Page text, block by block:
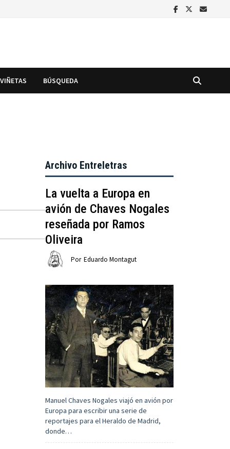
VIÑETAS BÚSQUEDA
Archivo Entreletras
La vuelta a Europa en
avión de Chaves Nogales
reseñada por Ramos
Oliveira
Por Eduardo Montagut
Manuel Chaves Nogales viajó en avión por
Europa para escribir una serie de
reportajes para el Heraldo de Madrid,
donde…